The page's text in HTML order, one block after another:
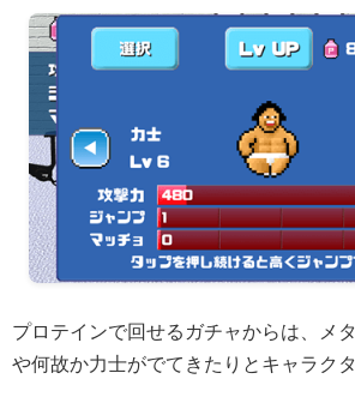
プロテインで回せるガチャからは、メ
や何故か力士がでてきたりとキャラク